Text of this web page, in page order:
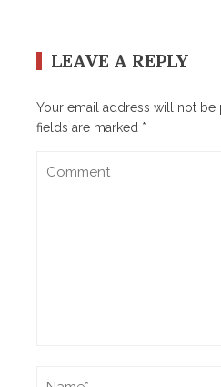
LEAVE A REPLY
Your email address will not be
fields are marked *